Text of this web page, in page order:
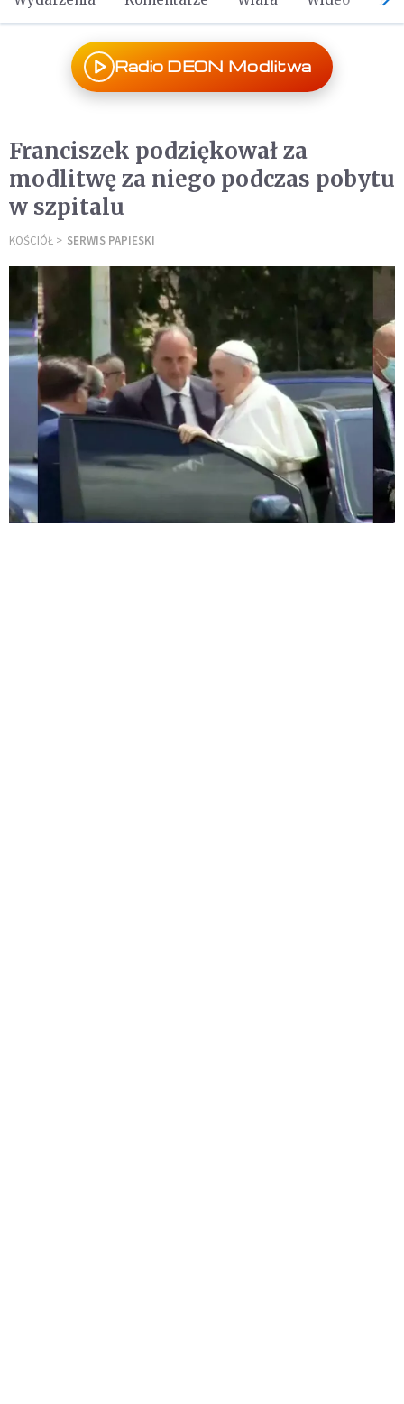
Radio DEON Modlitwa
Franciszek podziękował za
modlitwę za niego podczas pobytu
w szpitalu
KOŚCIÓŁ SERWIS PAPIESKI